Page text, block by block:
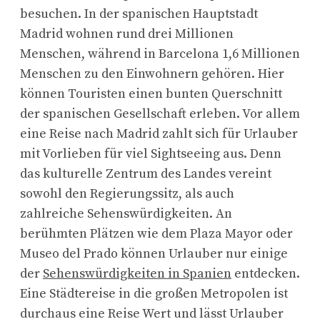
besuchen. In der spanischen Hauptstadt
Madrid wohnen rund drei Millionen
Menschen, während in Barcelona 1,6 Millionen
Menschen zu den Einwohnern gehören. Hier
können Touristen einen bunten Querschnitt
der spanischen Gesellschaft erleben. Vor allem
eine Reise nach Madrid zahlt sich für Urlauber
mit Vorlieben für viel Sightseeing aus. Denn
das kulturelle Zentrum des Landes vereint
sowohl den Regierungssitz, als auch
zahlreiche Sehenswürdigkeiten. An
berühmten Plätzen wie dem Plaza Mayor oder
Museo del Prado können Urlauber nur einige
der Sehenswürdigkeiten in Spanien entdecken.
Eine Städtereise in die großen Metropolen ist
durchaus eine Reise Wert und lässt Urlauber